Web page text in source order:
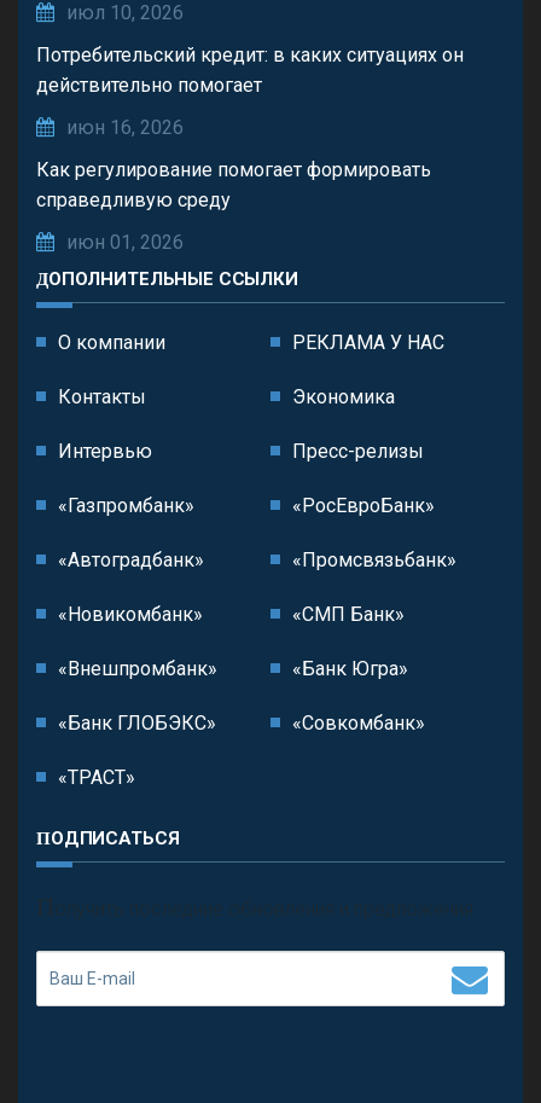
июл 10, 2026
Потребительский кредит: в каких ситуациях он
действительно помогает
июн 16, 2026
Как регулирование помогает формировать
справедливую среду
июн 01, 2026
ДОПОЛНИТЕЛЬНЫЕ ССЫЛКИ
О компании РЕКЛАМА У НАС
Контакты Экономика
Интервью Пресс-релизы
«Газпромбанк» «РосЕвроБанк»
«Автоградбанк» «Промсвязьбанк»
«Новикомбанк» «СМП Банк»
«Внешпромбанк» «Банк Югра»
«Банк ГЛОБЭКС» «Совкомбанк»
«ТРАСТ»
ПОДПИСАТЬСЯ
П олучить последние обновления и предложения.